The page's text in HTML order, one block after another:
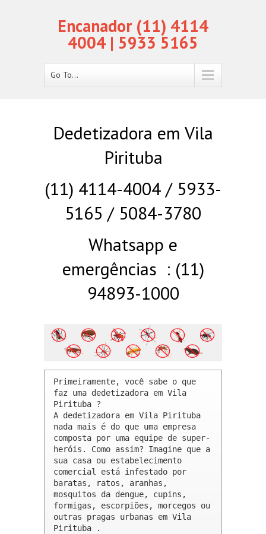
Encanador (11) 4114
4004 | 5933 5165
Go To...
Dedetizadora em Vila
Pirituba
(11) 4114-4004 / 5933-
5165 / 5084-3780
Whatsapp e
emergências : (11)
94893-1000
Primeiramente, você sabe o que
faz uma dedetizadora em Vila
Pirituba ?
A dedetizadora em Vila Pirituba
nada mais é do que uma empresa
composta por uma equipe de super-
heróis. Como assim? Imagine que a
sua casa ou estabelecimento
comercial está infestado por
baratas, ratos, aranhas,
mosquitos da dengue, cupins,
formigas, escorpiões, morcegos ou
outras pragas urbanas em Vila
Pirituba .